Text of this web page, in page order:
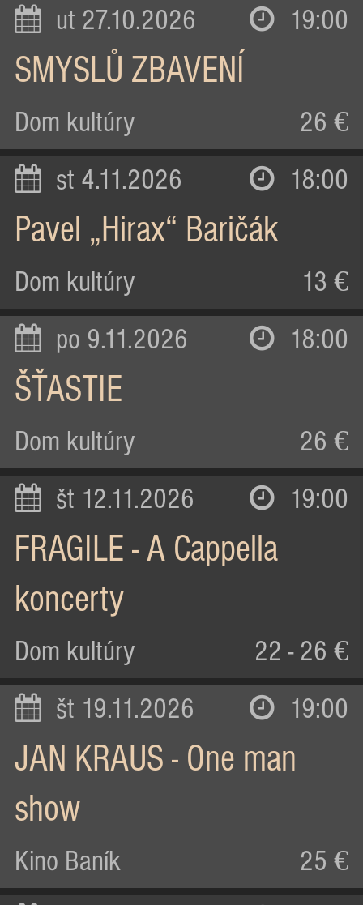
ut 27.10.2026 19:00
SMYSLŮ ZBAVENÍ
Dom kultúry 26 €
st 4.11.2026 18:00
Pavel „Hirax“ Baričák
Dom kultúry 13 €
po 9.11.2026 18:00
ŠŤASTIE
Dom kultúry 26 €
št 12.11.2026 19:00
FRAGILE - A Cappella
koncerty
Dom kultúry 22 - 26 €
št 19.11.2026 19:00
JAN KRAUS - One man
show
Kino Baník 25 €